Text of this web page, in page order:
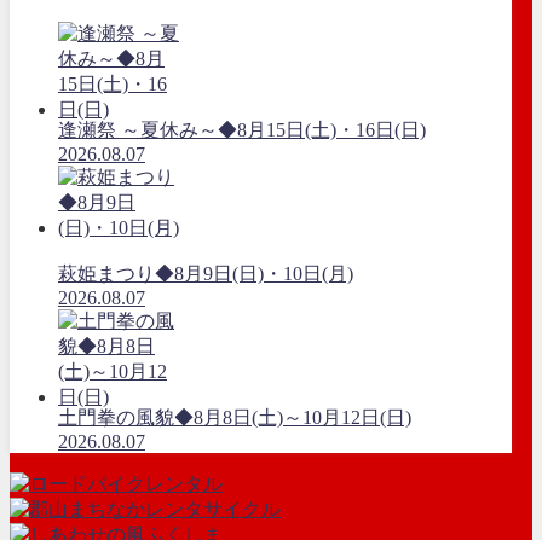
逢瀬祭 ～夏休み～◆8月15日(土)・16日(日)
2026.08.07
萩姫まつり◆8月9日(日)・10日(月)
2026.08.07
土門拳の風貌◆8月8日(土)～10月12日(日)
2026.08.07